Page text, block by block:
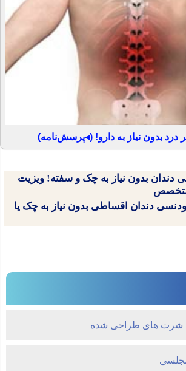
درد بدون نیاز به دارو! (◂پرسش‌نامه)
دندان بدون نیاز به چک و سفته! ویزیت
متخصص
دندان اقساطی بدون نیاز به چک یا
شرت های طراحی شده